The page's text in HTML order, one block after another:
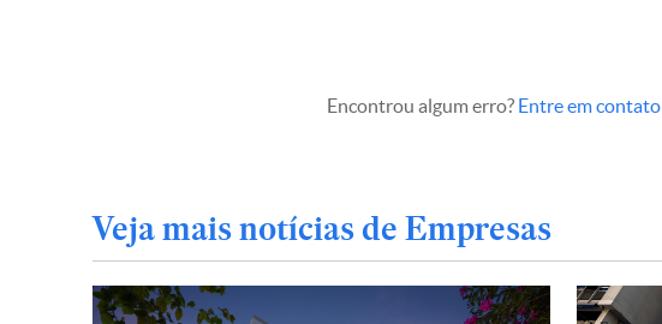
Encontrou algum erro? Entre em contato
Veja mais notícias de Empresas